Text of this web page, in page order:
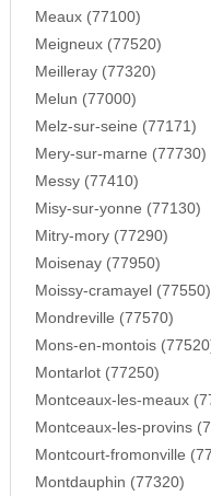
Meaux (77100)
Meigneux (77520)
Meilleray (77320)
Melun (77000)
Melz-sur-seine (77171)
Mery-sur-marne (77730)
Messy (77410)
Misy-sur-yonne (77130)
Mitry-mory (77290)
Moisenay (77950)
Moissy-cramayel (77550)
Mondreville (77570)
Mons-en-montois
Montarlot (77250)
Montceaux-les-meaux
Montceaux-les-provins
Montcourt-fromonville
Montdauphin (77320)